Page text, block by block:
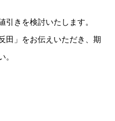
引きを検討いたします。
田」をお伝えいただき、期
。